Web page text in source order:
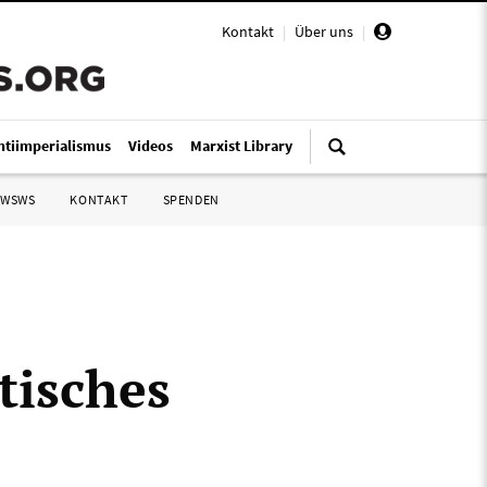
Kontakt | Über uns |
Videos Marxist Library
KONTAKT SPENDEN